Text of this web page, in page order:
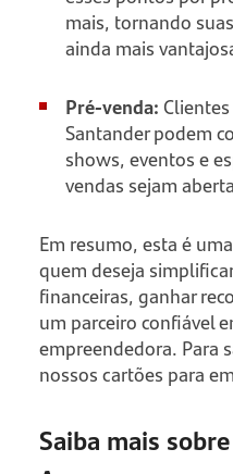
mais, tornando
ainda mais
Pré-venda:
Santander podem
shows, eventos e
vendas sejam
Em resumo, esta é
quem deseja
financeiras, ganhar
um parceiro confiável
empreendedora. Para
nossos cartões para
Saiba mais